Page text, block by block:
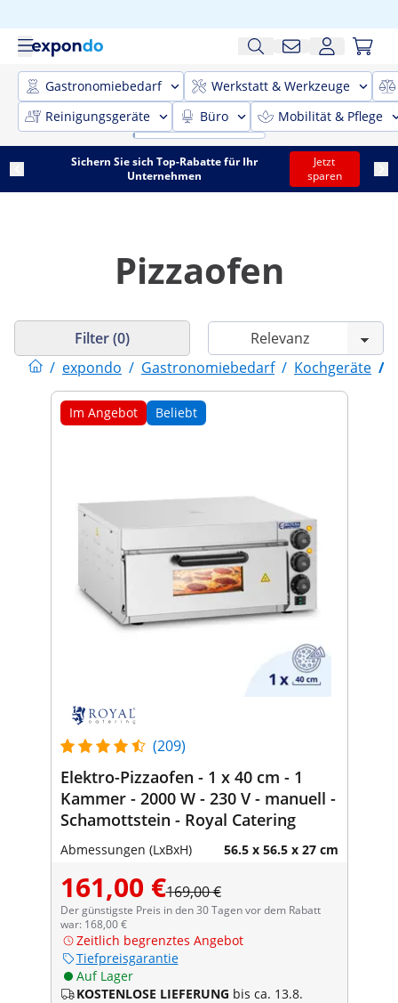
Gastronomiebedarf
Werkstatt & Werkzeuge
Reinigungsgeräte
Büro Mobilität & Pflege
Sichern Sie sich Top-Rabatte für Ihr
Unternehmen
Jetzt
sparen
Pizzaofen
/ expondo / Gastronomiebedarf / Kochgeräte /
Filter (0)
Im Angebot Beliebt
(209)
Elektro-Pizzaofen - 1 x 40 cm - 1
Kammer - 2000 W - 230 V - manuell -
Schamottstein - Royal Catering
Abmessungen (LxBxH) 56.5 x 56.5 x 27 cm
161,00 €169,00 €
Der günstigste Preis in den 30 Tagen vor dem Rabatt
war: 168,00 €
Zeitlich begrenztes Angebot
Tiefpreisgarantie
Auf Lager
KOSTENLOSE LIEFERUNG bis ca. 13.8.